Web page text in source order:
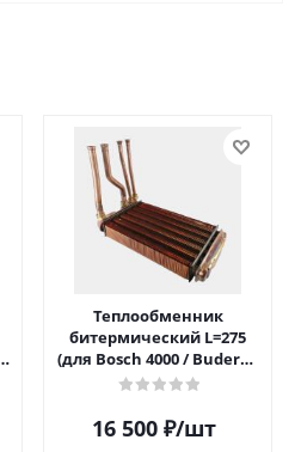
Теплообменник
битермический L=275
(для Bosch 4000 / Buderus
042)
16 500₽/шт